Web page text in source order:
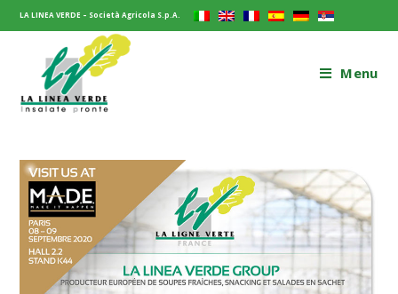
LA LINEA VERDE – Società Agricola S.p.A.
Menu